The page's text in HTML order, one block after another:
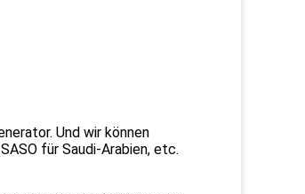
Und wir können
für Saudi-Arabien, etc.